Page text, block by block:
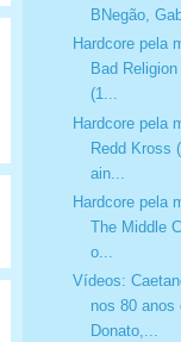
BNegão,
Hardcore pela
Bad
(1...
Hardcore pela
Redd Kross
ain...
Hardcore pela
The Middle
o...
Vídeos:
nos 80 anos
Donato,...